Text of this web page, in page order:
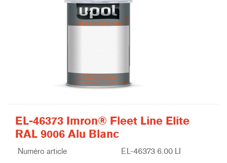
EL-46373 Imron® Fleet Line Elite
RAL 9006 Alu Blanc
Numéro article EL-46373 6.00 LI